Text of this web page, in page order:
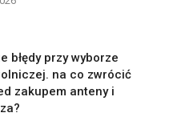
błędy przy wyborze
na co zwrócić
zakupem anteny i